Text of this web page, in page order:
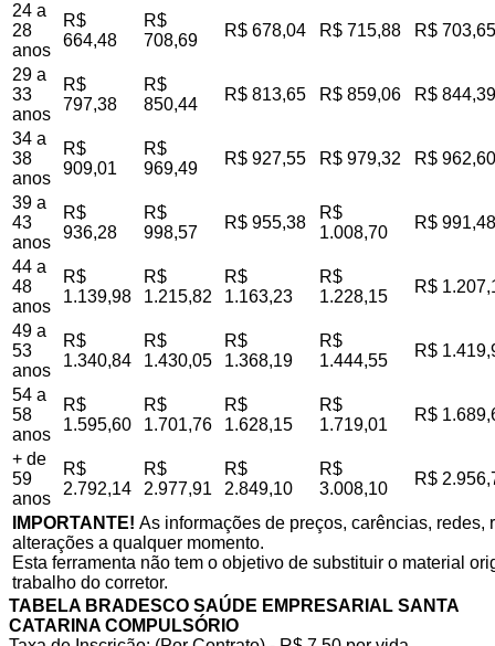
24 a
28
anos
R$
664,48
R$
708,69
R$ 678,04 R$ 715,88 R$ 703,65
29 a
33
anos
R$
797,38
R$
850,44
R$ 813,65 R$ 859,06 R$ 844,39
34 a
38
anos
R$
909,01
R$
969,49
R$ 927,55 R$ 979,32 R$ 962,60
39 a
43
anos
R$
936,28
R$
998,57
R$ 955,38
R$
1.008,70
R$ 991,48
44 a
48
anos
R$
1.139,98
R$
1.215,82
R$
1.163,23
R$
1.228,15
R$
49 a
53
anos
R$
1.340,84
R$
1.430,05
R$
1.368,19
R$
1.444,55
R$
54 a
58
anos
R$
1.595,60
R$
1.701,76
R$
1.628,15
R$
1.719,01
R$
+ de
59
anos
R$
2.792,14
R$
2.977,91
R$
2.849,10
R$
3.008,10
R$
IMPORTANTE! As informações de preços, carências,
alterações a qualquer momento.
Esta ferramenta não tem o objetivo de substituir o material
trabalho do corretor.
TABELA BRADESCO SAÚDE EMPRESARIAL SANTA
CATARINA COMPULSÓRIO